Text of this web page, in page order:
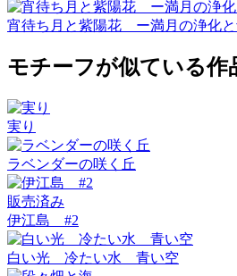
宵待ち月と紫陽花 ー満月の浄化と
モチーフが似ている作
実り
ラベンダーの咲く丘
販売済み
伊江島 #2
白い光 冷たい水 青い空